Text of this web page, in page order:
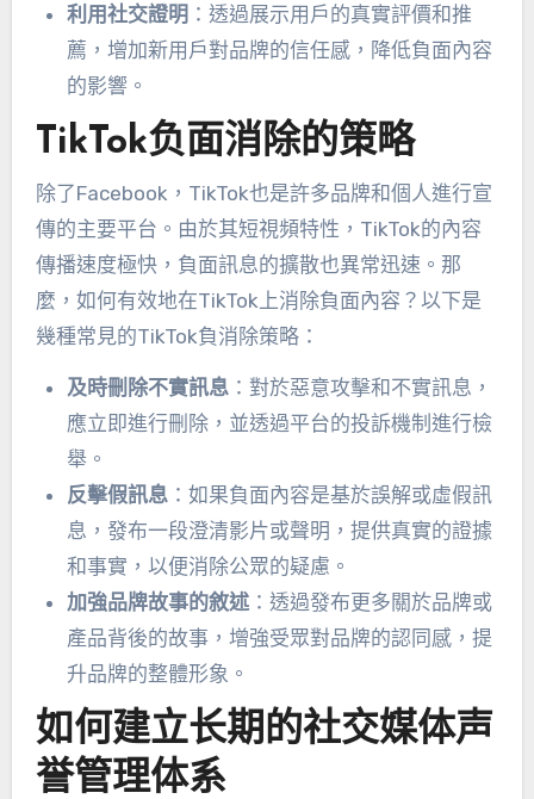
利用社交證明 ：透過展示用戶的真實評價和推
薦，增加新用戶對品牌的信任感，降低負面內容
的影響。
TikTok负面消除的策略
除了Facebook ，TikTok也是許多品牌和個人進行宣
傳的主要平台。由於其短視頻特性，TikTok的內容
傳播速度極快，負面訊息的擴散也異常迅速。那
麼，如何有效地在TikTok上消除負面內容？以下是
幾種常見的TikTok負消除策略：
及時刪除不實訊息：對於惡意攻擊和不實訊息，
應立即進行刪除，並透過平台的投訴機制進行檢
舉。
反擊假訊息：如果負面內容是基於誤解或虛假訊
息，發布一段澄清影片或聲明，提供真實的證據
和事實，以便消除公眾的疑慮。
加強品牌故事的敘述：透過發布更多關於品牌或
產品背後的故事，增強受眾對品牌的認同感，提
升品牌的整體形象。
如何建立长期的社交媒体声
誉管理体系